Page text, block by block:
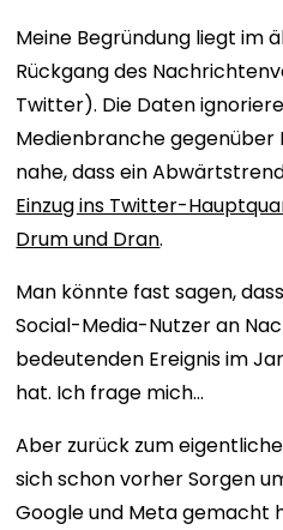
Meine Begründung liegt im
Rückgang des
Twitter). Die Daten
Medienbranche gegenüber
nahe, dass ein
Einzug ins Twitter-
Drum und Dran.
Man könnte fast sagen,
Social-Media-Nutzer an
bedeutenden Ereignis im
hat. Ich frage mich…
Aber zurück zum
sich schon vorher Sorgen
Google und Meta gemacht